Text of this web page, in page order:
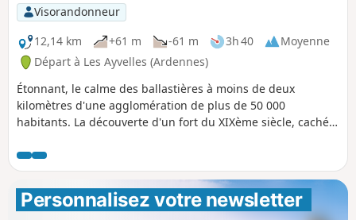
Visorandonneur
12,14 km
+61 m -61 m 3h 40
Moyenne
Départ à Les Ayvelles (Ardennes)
Étonnant, le calme des ballastières à moins de deux
kilomètres d'une agglomération de plus de 50 000
habitants. La découverte d'un fort du XIXème siècle, caché
Personnalisez votre newsletter